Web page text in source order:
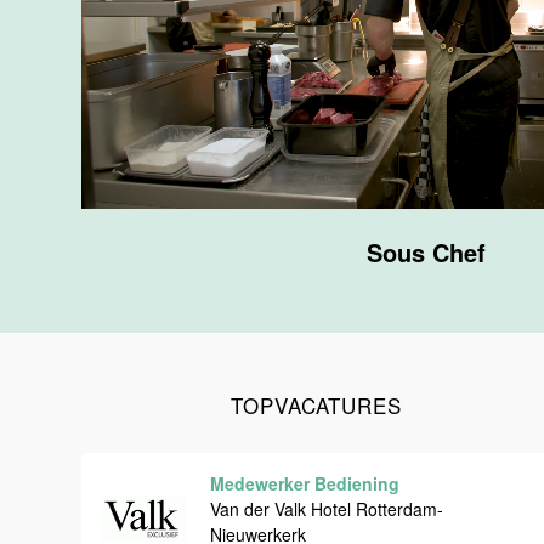
Van der Valk
Hotel
Maastricht-
Maas
Maastricht
20 tot 38 uur
Maastricht-
Medewerker
bediening
Sous Chef
TOPVACATURES
Medewerker Bediening
Van der Valk Hotel Rotterdam-
Nieuwerkerk